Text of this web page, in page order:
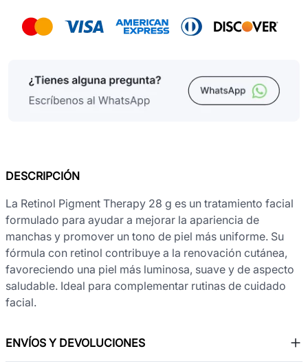
DESCRIPCIÓN
La Retinol Pigment Therapy 28 g es un tratamiento facial
formulado para ayudar a mejorar la apariencia de
manchas y promover un tono de piel más uniforme. Su
fórmula con retinol contribuye a la renovación cutánea,
favoreciendo una piel más luminosa, suave y de aspecto
saludable. Ideal para complementar rutinas de cuidado
facial.
ENVÍOS Y DEVOLUCIONES